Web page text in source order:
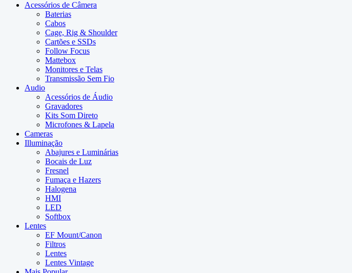
Acessórios de Câmera
Baterias
Cabos
Cage, Rig & Shoulder
Cartões e SSDs
Follow Focus
Mattebox
Monitores e Telas
Transmissão Sem Fio
Audio
Acessórios de Áudio
Gravadores
Kits Som Direto
Microfones & Lapela
Cameras
Illuminação
Abajures e Luminárias
Bocais de Luz
Fresnel
Fumaça e Hazers
Halogena
HMI
LED
Softbox
Lentes
EF Mount/Canon
Filtros
Lentes
Lentes Vintage